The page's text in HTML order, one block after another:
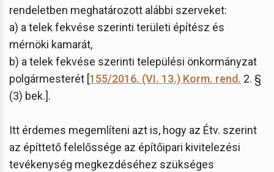
rendeletben meghatározott alábbi szerveket:
a) a telek fekvése szerinti területi építész és
mérnöki kamarát,
b) a telek fekvése szerinti települési önkormányzat
polgármesterét [155/2016. (VI. 13.) Korm. rend. 2. §
(3) bek.].
Itt érdemes megemlíteni azt is, hogy az Étv. szerint
az építtető felelőssége az építőipari kivitelezési
tevékenység megkezdéséhez szükséges